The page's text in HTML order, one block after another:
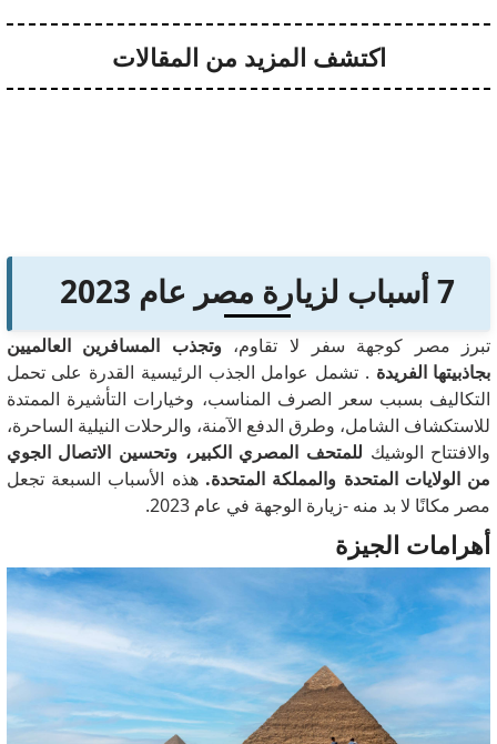
اكتشف المزيد من المقالات
7 أسباب لزيارة مصر عام 2023
تبرز مصر كوجهة سفر لا تقاوم،وتجذب المسافرين العالميين
بجاذبيتها الفريدة . تشمل عوامل الجذب الرئيسية القدرة على تحمل
التكاليف بسبب سعر الصرف المناسب، وخيارات التأشيرة الممتدة
للاستكشاف الشامل، وطرق الدفع الآمنة، والرحلات النيلية الساحرة،
والافتتاح الوشيك للمتحف المصري الكبير، وتحسين الاتصال الجوي
من الولايات المتحدة والمملكة المتحدة. هذه الأسباب السبعة تجعل
مصر مكانًا لا بد منه -زيارة الوجهة في عام 2023.
أهرامات الجيزة